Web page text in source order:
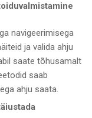
navigeerimisega
ja valida ahju
saate tõhusamalt
saab
ahju saata.​